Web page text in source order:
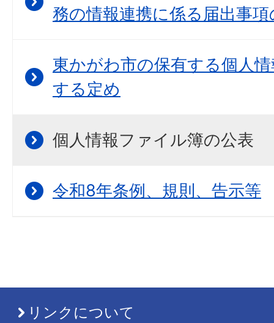
務の情報連携に係る届出事項
東かがわ市の保有する個人
する定め
個人情報ファイル簿の公表
令和8年条例、規則、告示等
リンクについて